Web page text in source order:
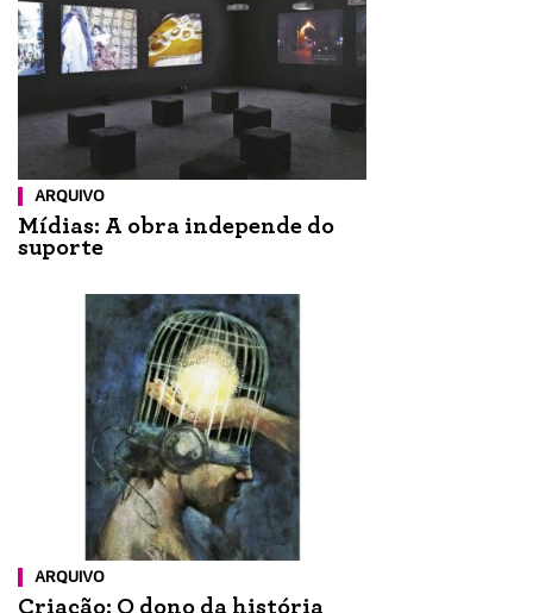
ARQUIVO
Mídias: A obra independe do
suporte
ARQUIVO
Criação: O dono da história